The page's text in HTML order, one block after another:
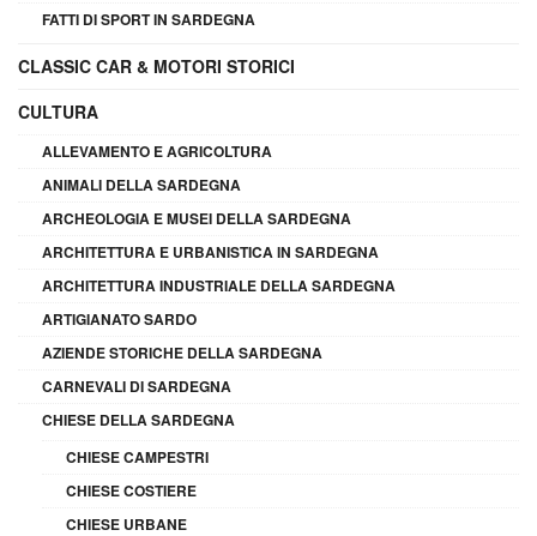
FATTI DI SPORT IN SARDEGNA
CLASSIC CAR & MOTORI STORICI
CULTURA
ALLEVAMENTO E AGRICOLTURA
ANIMALI DELLA SARDEGNA
ARCHEOLOGIA E MUSEI DELLA SARDEGNA
ARCHITETTURA E URBANISTICA IN SARDEGNA
ARCHITETTURA INDUSTRIALE DELLA SARDEGNA
ARTIGIANATO SARDO
AZIENDE STORICHE DELLA SARDEGNA
CARNEVALI DI SARDEGNA
CHIESE DELLA SARDEGNA
CHIESE CAMPESTRI
CHIESE COSTIERE
CHIESE URBANE